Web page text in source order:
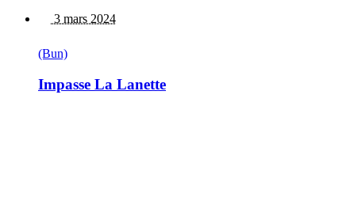
3 mars 2024
(Bun)
Impasse La Lanette